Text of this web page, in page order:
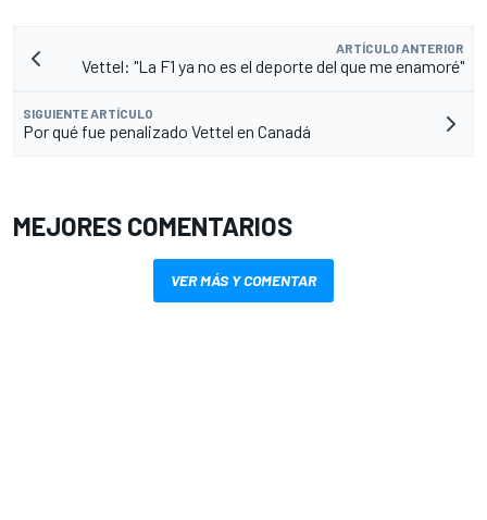
ARTÍCULO ANTERIOR
Vettel: "La F1 ya no es el deporte del que me enamoré"
SIGUIENTE ARTÍCULO
Por qué fue penalizado Vettel en Canadá
MEJORES COMENTARIOS
VER MÁS Y COMENTAR